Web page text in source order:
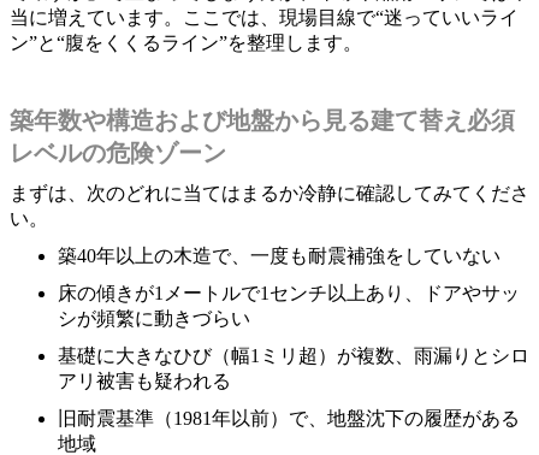
当に増えています。ここでは、現場目線で“迷っていいライ
ン”と“腹をくくるライン”を整理します。
築年数や構造および地盤から見る建て替え必須
レベルの危険ゾーン
まずは、次のどれに当てはまるか冷静に確認してみてくださ
い。
築40年以上の木造で、一度も耐震補強をしていない
床の傾きが1メートルで1センチ以上あり、ドアやサッ
シが頻繁に動きづらい
基礎に大きなひび（幅1ミリ超）が複数、雨漏りとシロ
アリ被害も疑われる
旧耐震基準（1981年以前）で、地盤沈下の履歴がある
地域